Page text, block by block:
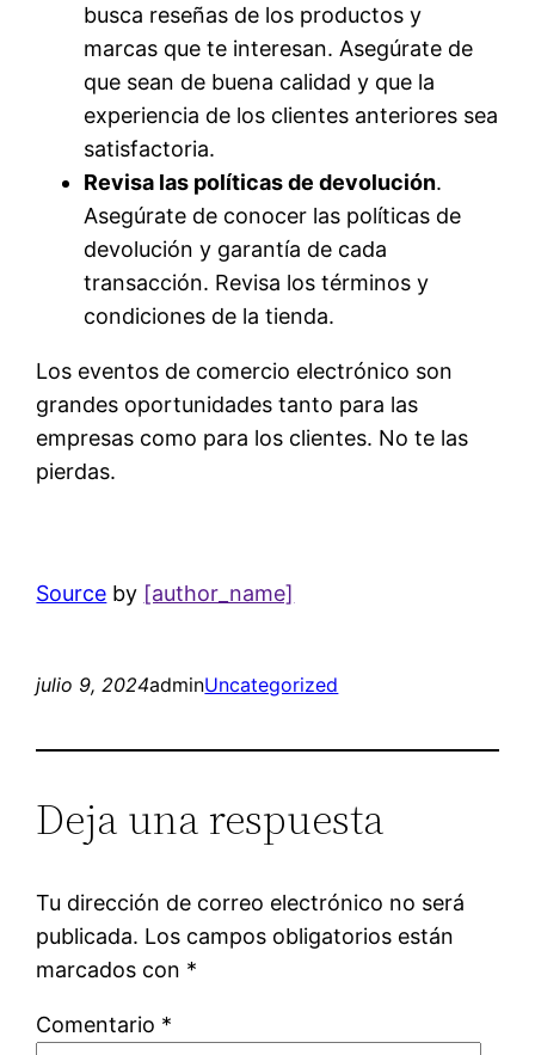
busca reseñas de los productos y
marcas que te interesan. Asegúrate de
que sean de buena calidad y que la
experiencia de los clientes anteriores sea
satisfactoria.
Revisa las políticas de devolución.
Asegúrate de conocer las políticas de
devolución y garantía de cada
transacción. Revisa los términos y
condiciones de la tienda.
Los eventos de comercio electrónico son
grandes oportunidades tanto para las
empresas como para los clientes. No te las
pierdas.
Source by [author_name]
julio 9, 2024adminUncategorized
Deja una respuesta
Tu dirección de correo electrónico no será
publicada. Los campos obligatorios están
marcados con *
Comentario *